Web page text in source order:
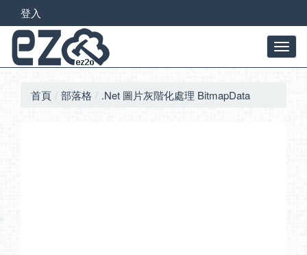
登入
首頁 部落格 .Net 圖片灰階化處理 BitmapData